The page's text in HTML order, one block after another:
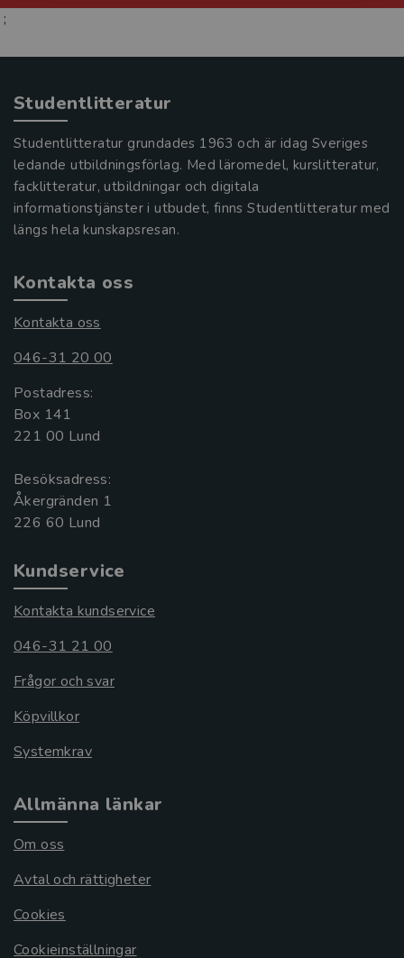
;
Studentlitteratur
Studentlitteratur grundades 1963 och är idag Sveriges
ledande utbildningsförlag. Med läromedel, kurslitteratur,
facklitteratur, utbildningar och digitala
informationstjänster i utbudet, finns Studentlitteratur med
längs hela kunskapsresan.
Kontakta oss
Kontakta oss
046-31 20 00
Postadress:
Box 141
221 00 Lund
Besöksadress:
Åkergränden 1
Kundservice
Kontakta kundservice
046-31 21 00
Frågor och svar
Köpvillkor
Systemkrav
Allmänna länkar
Om oss
Avtal och rättigheter
Cookies
Cookieinställningar